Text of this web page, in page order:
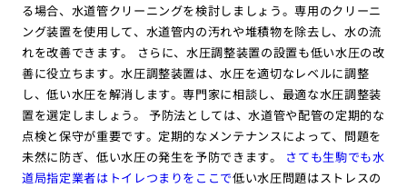
る場合、水道管クリーニングを検討しましょう。専用のクリーニ
ング装置を使用して、水道管内の汚れや堆積物を除去し、水の流
れを改善できます。 さらに、水圧調整装置の設置も低い水圧の改
善に役立ちます。水圧調整装置は、水圧を適切なレベルに調整
し、低い水圧を解消します。専門家に相談し、最適な水圧調整装
置を選定しましょう。 予防法としては、水道管や配管の定期的な
点検と保守が重要です。定期的なメンテナンスによって、問題を
未然に防ぎ、低い水圧の発生を予防できます。 さても生駒でも水
道局指定業者はトイレつまりをここで低い水圧問題はストレスの